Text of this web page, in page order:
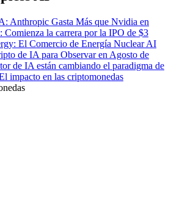
Anthropic Gasta Más que Nvidia en
la carrera por la IPO de $3
El Comercio de Energía Nuclear AI
de IA para Observar en Agosto de
de IA están cambiando el paradigma de
impacto en las criptomonedas